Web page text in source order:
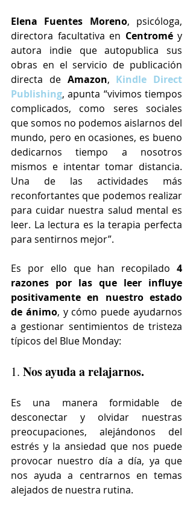
Elena Fuentes Moreno, psicóloga,
directora facultativa en Centromé y
autora indie que autopublica sus
obras en el servicio de publicación
directa de Amazon, Kindle Direct
Publishing, apunta “vivimos tiempos
complicados, como seres sociales
que somos no podemos aislarnos del
mundo, pero en ocasiones, es bueno
dedicarnos tiempo a nosotros
mismos e intentar tomar distancia.
Una de las actividades más
reconfortantes que podemos realizar
para cuidar nuestra salud mental es
leer. La lectura es la terapia perfecta
para sentirnos mejor”.
Es por ello que han recopilado 4
razones por las que leer influye
positivamente en nuestro estado
de ánimo, y cómo puede ayudarnos
a gestionar sentimientos de tristeza
típicos del Blue Monday:
1. Nos ayuda a relajarnos.
Es una manera formidable de
desconectar y olvidar nuestras
preocupaciones, alejándonos del
estrés y la ansiedad que nos puede
provocar nuestro día a día, ya que
nos ayuda a centrarnos en temas
alejados de nuestra rutina.